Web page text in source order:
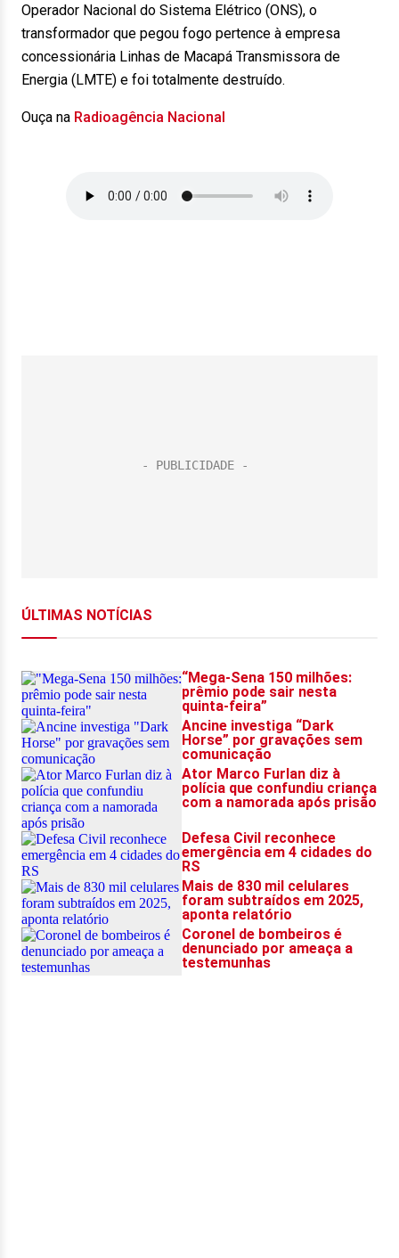
Operador Nacional do Sistema Elétrico (ONS), o
transformador que pegou fogo pertence à empresa
concessionária Linhas de Macapá Transmissora de
Energia (LMTE) e foi totalmente destruído.
Ouça na Radioagência Nacional